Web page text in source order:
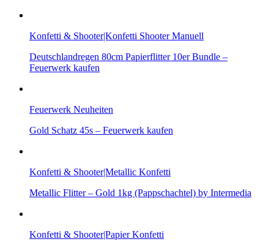
Konfetti & Shooter|Konfetti Shooter Manuell
Deutschlandregen 80cm Papierflitter 10er Bundle –
Feuerwerk kaufen
Feuerwerk Neuheiten
Gold Schatz 45s – Feuerwerk kaufen
Konfetti & Shooter|Metallic Konfetti
Metallic Flitter – Gold 1kg (Pappschachtel) by Intermedia
Konfetti & Shooter|Papier Konfetti